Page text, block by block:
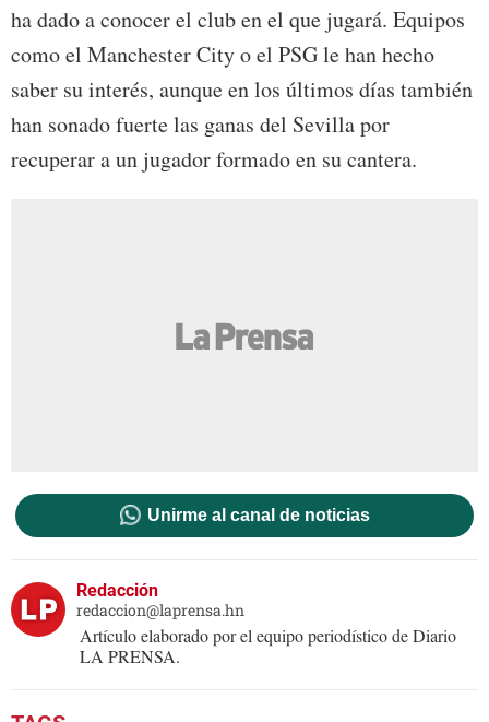
ha dado a conocer el club en el que jugará. Equipos
como el Manchester City o el PSG le han hecho
saber su interés, aunque en los últimos días también
han sonado fuerte las ganas del Sevilla por
recuperar a un jugador formado en su cantera.
Unirme al canal de noticias
Redacción
redaccion@laprensa.hn
Artículo elaborado por el equipo periodístico de Diario
LA PRENSA.